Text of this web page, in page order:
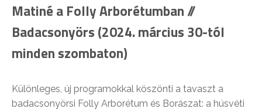
Matiné a Folly Arborétumban //
Badacsonyörs (2024. március 30-tól
minden szombaton)
Különleges, új programokkal köszönti a tavaszt a
badacsonyörsi Folly Arborétum és Borászat: a húsvéti